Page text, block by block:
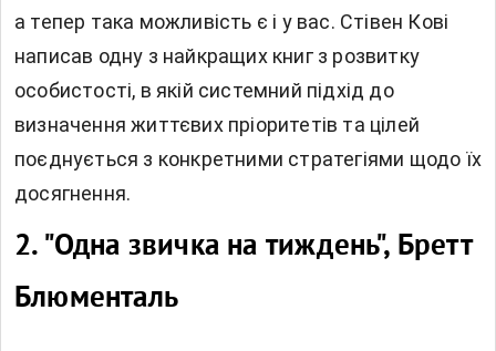
а тепер така можливість є і у вас. Стівен Кові
написав одну з найкращих книг з розвитку
особистості, в якій системний підхід до
визначення життєвих пріоритетів та цілей
поєднується з конкретними стратегіями щодо їх
досягнення.
2. "Одна звичка на тиждень", Бретт
Блюменталь